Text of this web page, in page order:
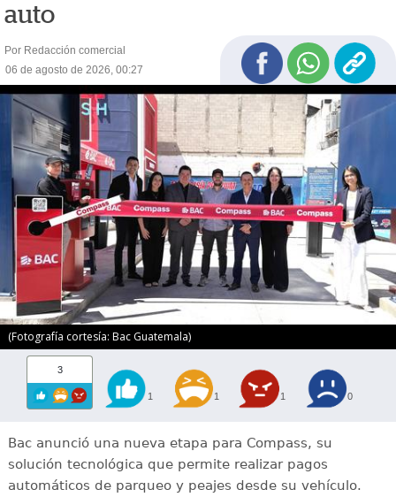
auto
Por Redacción comercial
06 de agosto de 2026, 00:27
(Fotografía cortesía: Bac Guatemala)
3
1 1 1 0
Bac anunció una nueva etapa para Compass, su
solución tecnológica que permite realizar pagos
automáticos de parqueo y peajes desde su vehículo.